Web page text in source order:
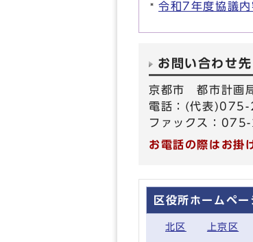
令和7年度協議
お問い合わせ先
京都市 都市計画
電話：(代表
ファックス：
お電話の際はお掛
区役所ホームペー
北区 上京区